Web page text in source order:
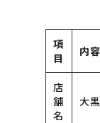
項
目
内容
店
舗
名
大